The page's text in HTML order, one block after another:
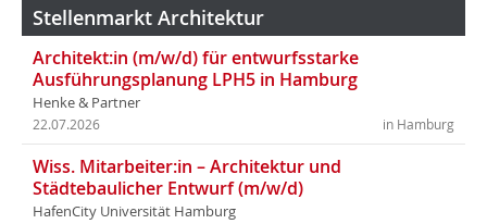
Stellenmarkt Architektur
Architekt:in (m/w/d) für entwurfsstarke
Ausführungsplanung LPH5 in Hamburg
Henke & Partner
in Hamburg
22.07.2026
Wiss. Mitarbeiter:in – Architektur und
Städtebaulicher Entwurf (m/w/d)
HafenCity Universität Hamburg